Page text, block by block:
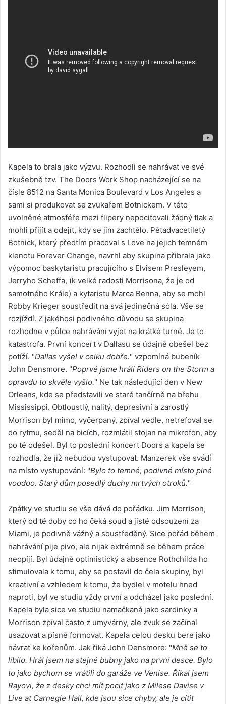
Kapela to brala jako výzvu. Rozhodli se nahrávat ve své
zkušebně tzv. The Doors Work Shop nacházející se na
čísle 8512 na Santa Monica Boulevard v Los Angeles a
sami si produkovat se zvukařem Botnickem. V této
uvolněné atmosféře mezi flipery nepociťovali žádný tlak a
mohli přijít a odejít, kdy se jim zachtělo. Pětadvacetiletý
Botnick, který předtím pracoval s Love na jejich temném
klenotu Forever Change, navrhl aby skupina přibrala jako
výpomoc baskytaristu pracujícího s Elvisem Presleyem,
Jerryho Scheffa, (k velké radosti Morrisona, že je od
samotného Krále) a kytaristu Marca Benna, aby se mohl
Robby Krieger soustředit na svá jedinečná sóla. Vše se
rozjíždí. Z jakéhosi podivného důvodu se skupina
rozhodne v půlce nahrávání vyjet na krátké turné. Je to
katastrofa. První koncert v Dallasu se údajně obešel bez
potíží. "Dallas vyšel v celku dobře." vzpomíná bubeník
John Densmore. "Poprvé jsme hráli Riders on the Storm a
opravdu to skvěle vyšlo." Ne tak následující den v New
Orleans, kde se představili ve staré tančírně na břehu
Mississippi. Obtloustlý, nalitý, depresivní a zarostlý
Morrison byl mimo, vyčerpaný, zpíval vedle, netrefoval se
do rytmu, seděl na bicích, rozmlátil stojan na mikrofon, aby
po té odešel. Byl to poslední koncert Doors a kapela se
rozhodla, že již nebudou vystupovat. Manzerek vše svádí
na místo vystupování: "Bylo to temné, podivné místo plné
voodoo. Starý dům posedlý duchy mrtvých otroků."
Zpátky ve studiu se vše dává do pořádku. Jim Morrison,
který od té doby co ho čeká soud a jisté odsouzení za
Miami, je podivně vážný a soustředěný. Sice pořád během
nahrávání pije pivo, ale nijak extrémně se během práce
neopíjí. Byl údajně optimistický a absence Rothchilda ho
stimulovala k tomu, aby se postavil do čela skupiny, byl
kreativní a vzhledem k tomu, že bydlel v motelu hned
naproti, byl ve studiu vždy první a odcházel jako poslední.
Kapela byla sice ve studiu namačkaná jako sardinky a
Morrison zpíval často z umyvárny, ale zvuk se začínal
usazovat a písně formovat. Kapela celou desku bere jako
návrat ke kořenům. Jak řiká John Densmore: "Mně se to
líbilo. Hrál jsem na stejné bubny jako na první desce. Bylo
to jako bychom se vrátili do garáže ve Venise. Říkal jsem
Rayovi, že z desky chci mít pocit jako z Milese Davise v
Live at Carnegie Hall, kde jsou sice chyby, ale je cítit